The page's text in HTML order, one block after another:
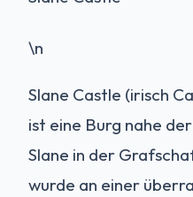
\n
Slane Castle (irisch
ist eine Burg nahe
Slane in der
wurde an einer